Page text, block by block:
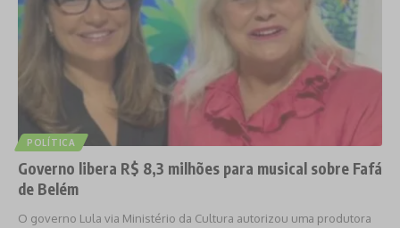
POLÍTICA
Governo libera R$ 8,3 milhões para musical sobre Fafá
de Belém
O governo Lula via Ministério da Cultura autorizou uma produtora